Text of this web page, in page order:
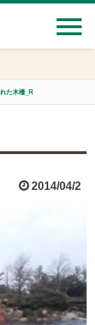
た木柵_R
2014/04/2